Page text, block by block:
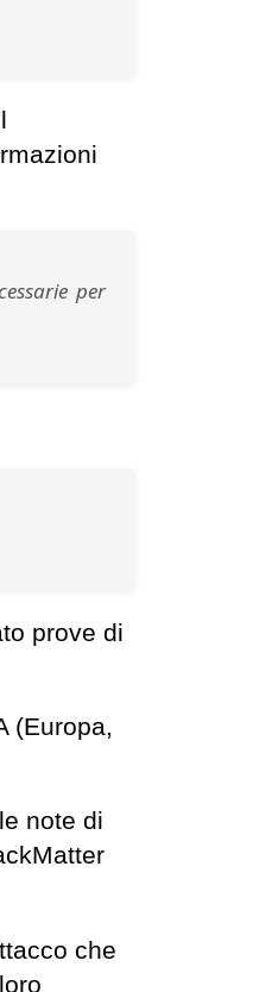
per
prove di
(Europa,
note di
che